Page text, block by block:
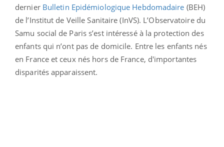
dernier Bulletin Epidémiologique Hebdomadaire (BEH)
de l’Institut de Veille Sanitaire (InVS). L’Observatoire du
Samu social de Paris s’est intéressé à la protection des
enfants qui n’ont pas de domicile. Entre les enfants nés
en France et ceux nés hors de France, d'importantes
disparités apparaissent.